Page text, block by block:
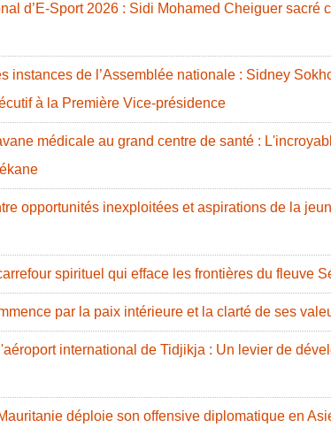
d’E-Sport 2026 : Sidi Mohamed Cheiguer sacré
instances de l’Assemblée nationale : Sidney
à la Première Vice-présidence
médicale au grand centre de santé :
opportunités inexploitées et aspirations de la
spirituel qui efface les frontières du fleuve
par la paix intérieure et la clarté de ses
international de Tidjikja : Un levier de
déploie son offensive diplomatique en